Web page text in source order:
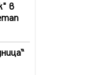
в